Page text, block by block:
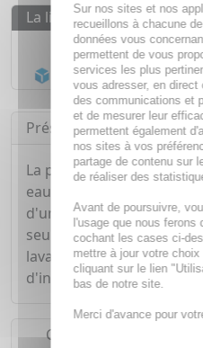
La livraison
Livraison gratuite
Acheminement
Présentation
La pâte à mousser de
eau, ce concentré lavant
d'un gel lavant
seulement 100g grâce à
lavant 100% soin, 100%
d'ingrédients d'origine
Conseils d'utilisation
Sur nos sites et nos
recueillons à chacune
données vous
permettent de vous
services les plus
vous adresser, en direct
des communications et
et de mesurer leur
permettent également
nos sites à vos
partage de contenu sur
de réaliser des
Avant de poursuivre,
l'usage que nous ferons
cochant les cases ci-
mettre à jour votre
cliquant sur le lien
bas de notre site.
Merci d'avance pour